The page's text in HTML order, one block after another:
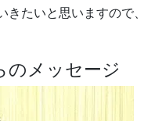
たいと思いますので、
のメッセージ